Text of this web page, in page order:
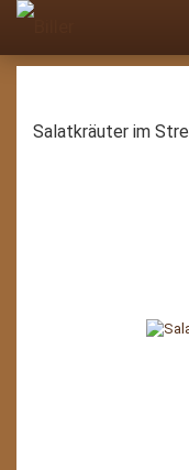
Salatkräuter im